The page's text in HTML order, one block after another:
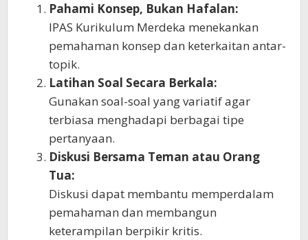
Pahami Konsep, Bukan Hafalan:
IPAS Kurikulum Merdeka menekankan
pemahaman konsep dan keterkaitan antar-
topik.
Latihan Soal Secara Berkala:
Gunakan soal-soal yang variatif agar
terbiasa menghadapi berbagai tipe
pertanyaan.
Diskusi Bersama Teman atau Orang
Tua:
Diskusi dapat membantu memperdalam
pemahaman dan membangun
keterampilan berpikir kritis.